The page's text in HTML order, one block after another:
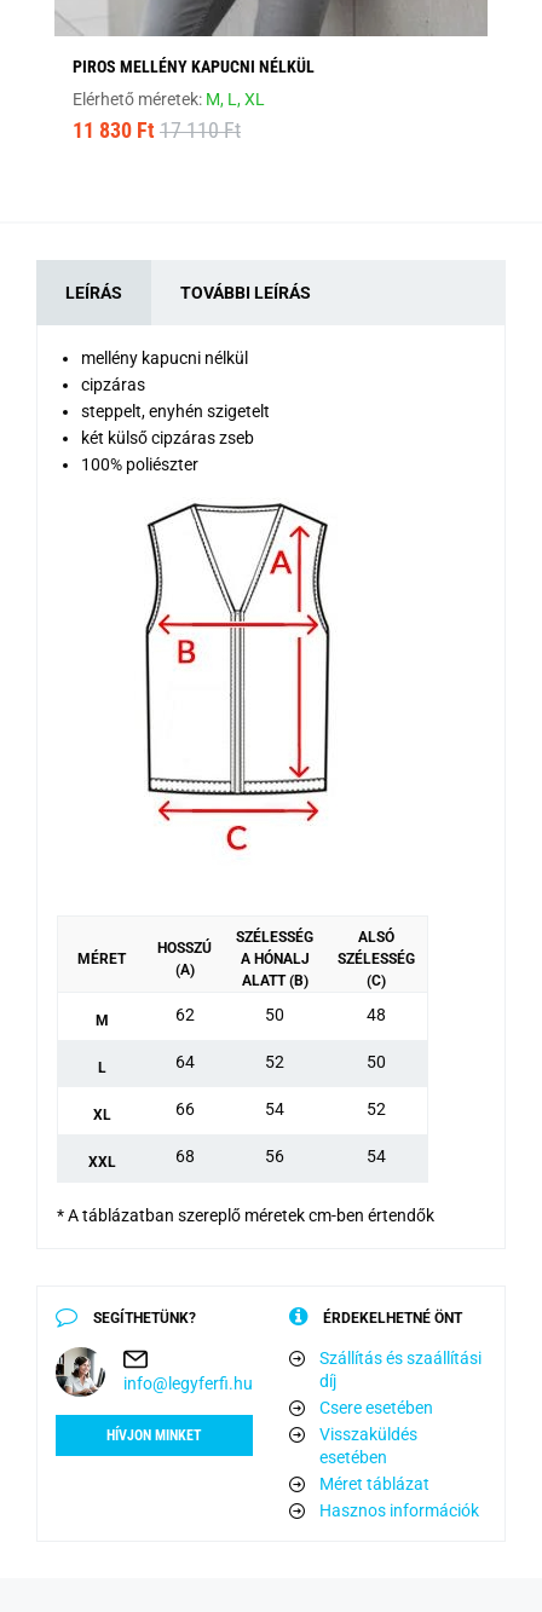
PIROS MELLÉNY KAPUCNI NÉLKÜL
Elérhető méretek: M, L,XL
11 830 Ft 17 110 Ft
LEÍRÁS TOVÁBBI LEÍRÁS
mellény kapucni nélkül
cipzáras
steppelt, enyhén szigetelt
két külső cipzáras zseb
100% poliészter
MÉRET
HOSSZÚ
(A)
SZÉLESSÉG
A HÓNALJ
ALATT (B)
ALSÓ
SZÉLESSÉG
(C)
M 62 50 48
L 64 52 50
XL 66 54 52
XXL 68 56 54
* A táblázatban szereplő méretek cm-ben értendők
SEGÍTHETÜNK?
info@legyferfi.hu
HÍVJON MINKET
ÉRDEKELHETNÉ ÖNT
Szállítás és szaállítási
díj
Csere esetében
Visszaküldés
esetében
Méret táblázat
Hasznos információk